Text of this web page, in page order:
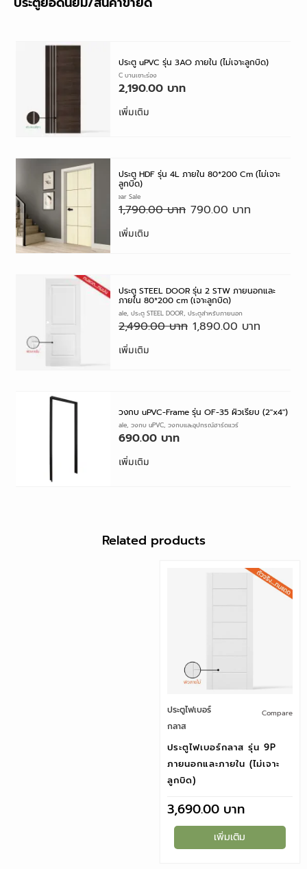
ประตู UPVC บานเซาะร่อง
ประตู uPVC รุ่น 3AO ภายใน (ไม่เจาะลูกบิด)
2,190.00
เพิ่มเติม
6.6 Mid year Sale
ประตู HDF รุ่น 4L ภายใน 80*200 Cm (ไม่เจาะ
ลูกบิด)
1,790.00 790.00
เพิ่มเติม
Factory Sale, ประตู STEEL DOOR, ประตูสำหรับภายนอก
ประตู STEEL DOOR รุ่น 2 STW ภายนอกและ
ภายใน 80*200 cm (เจาะลูกบิด)
2,490.00 1,890.00
เพิ่มเติม
Factory Sale, วงกบ uPVC, วงกบและอุปกรณ์ฮาร์ดแวร์
วงกบ uPVC-Frame รุ่น OF-35 ผิวเรียบ (2″x4″)
690.00
เพิ่มเติม
Related products
ประตูไฟเบอร์
กลาส
Compare
ประตูไฟเบอร์กลาส รุ่น 9P
ภายนอกและภายใน (ไม่เจาะ
ลูกบิด)
3,690.00
เพิ่มเติม